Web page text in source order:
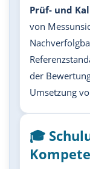
Prüf- und
von
der
Umsetzung
🎓